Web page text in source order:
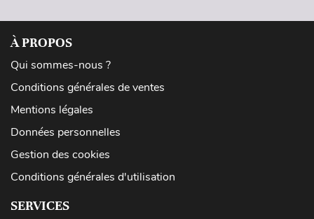
À PROPOS
Qui sommes-nous ?
Conditions générales de ventes
Mentions légales
Données personnelles
Gestion des cookies
Conditions générales d'utilisation
SERVICES